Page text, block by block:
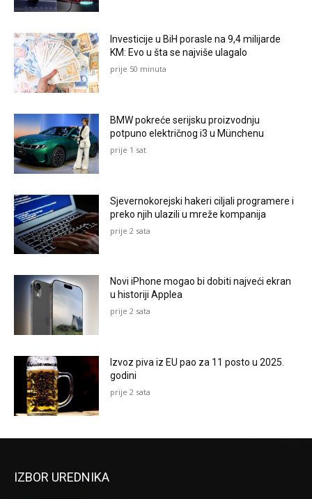
Investicije u BiH porasle na 9,4 milijarde
KM: Evo u šta se najviše ulagalo
prije 50 minuta
BMW pokreće serijsku proizvodnju
potpuno električnog i3 u Münchenu
prije 1 sat
Sjevernokorejski hakeri ciljali programere i
preko njih ulazili u mreže kompanija
prije 2 sata
Novi iPhone mogao bi dobiti najveći ekran
u historiji Applea
prije 2 sata
Izvoz piva iz EU pao za 11 posto u 2025.
godini
prije 2 sata
IZBOR UREDNIKA